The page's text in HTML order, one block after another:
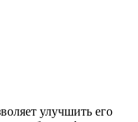
улучшить его